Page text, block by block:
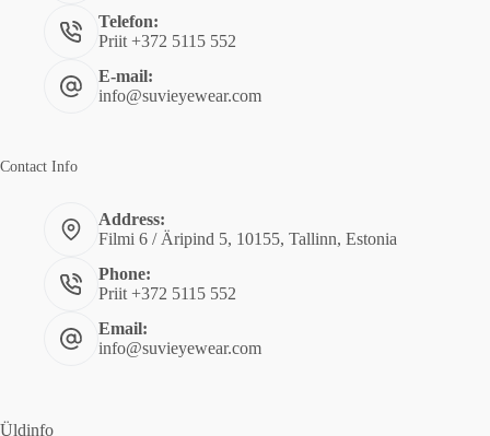
Telefon:
Priit +372 5115 552
E-mail:
info@suvieyewear.com
Contact Info
Address:
Filmi 6 / Äripind 5, 10155, Tallinn, Estonia
Phone:
Priit +372 5115 552
Email:
info@suvieyewear.com
Üldinfo